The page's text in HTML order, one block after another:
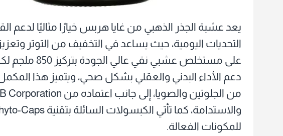
يعد عشبة الجذر الذهبي من غايا هربس خيارًا مثاليًا لدعم
التحديات اليومية، حيث يساعد في التخفيف من التوتر
على مستخلص
دعم الأداء البدني والعقلي بشكل صحي، ويتميز هذا المكمل
للمكونات الفعالة.